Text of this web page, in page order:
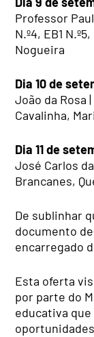
Professor
N.º4, EB1
Nogueira
Dia 10 de
João da Rosa
Cavalinha,
Dia 11 de
José Carlos
Brancanes,
De sublinhar
documento
encarregado
Esta oferta
por parte do
educativa